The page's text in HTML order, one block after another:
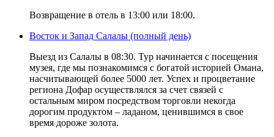
Возвращение в отель в 13:00 или 18:00.
Восток и Запад Салалы (полный день)
Выезд из Салалы в 08:30. Тур начинается с посещения
музея, где мы познакомимся с богатой историей Омана,
насчитывающей более 5000 лет. Успех и процветание
региона Дофар осуществлялся за счет связей с
остальным миром посредством торговли некогда
дорогим продуктом – ладаном, ценившимся в свое
время дороже золота.